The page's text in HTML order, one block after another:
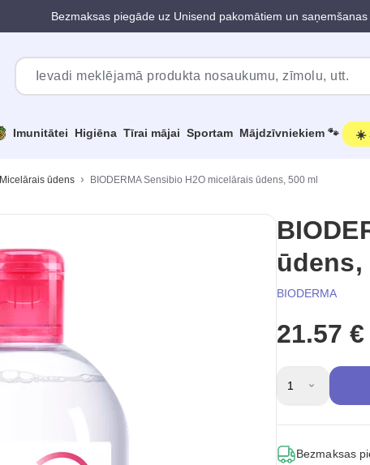
Bezmaksas piegāde uz Unisend pakomātiem un
Imunitātei Higiēna Tīrai mājai Sportam Mājdzīvniekiem 🐾 ☀️
Micelārais ūdens BIODERMA Sensibio H2O micelārais ūdens, 500 ml
ūdens,
BIODERMA
21.57 €
1
Bezmaksas